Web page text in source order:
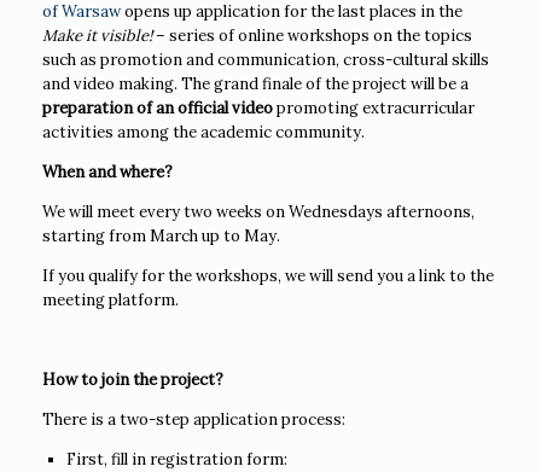
of Warsawopens up application for the last places in the
Make it visible!– series of online workshops on the topics
such as promotion and communication, cross-cultural skills
and video making. The grand finale of the project will be a
preparation of an official videopromoting extracurricular
activities among the academic community.
When and where?
We will meet every two weeks on Wednesdays afternoons,
starting from March up to May.
If you qualify for the workshops, we will send you a link to the
meeting platform.
How to join the project?
There is a two-step application process:
First, fill in registration form: